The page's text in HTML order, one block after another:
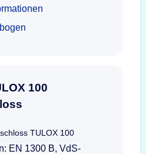
100
EN 1300 B, VdS-